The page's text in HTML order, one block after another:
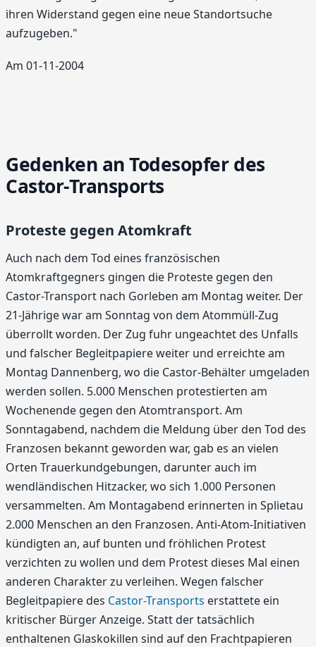
ihren Widerstand gegen eine neue Standortsuche
aufzugeben."
Am 01-11-2004
Gedenken an Todesopfer des
Castor-Transports
Proteste gegen Atomkraft
Auch nach dem Tod eines französischen
Atomkraftgegners gingen die Proteste gegen den
Castor-Transport nach Gorleben am Montag weiter. Der
21-Jährige war am Sonntag von dem Atommüll-Zug
überrollt worden. Der Zug fuhr ungeachtet des Unfalls
und falscher Begleitpapiere weiter und erreichte am
Montag Dannenberg, wo die Castor-Behälter umgeladen
werden sollen. 5.000 Menschen protestierten am
Wochenende gegen den Atomtransport. Am
Sonntagabend, nachdem die Meldung über den Tod des
Franzosen bekannt geworden war, gab es an vielen
Orten Trauerkundgebungen, darunter auch im
wendländischen Hitzacker, wo sich 1.000 Personen
versammelten. Am Montagabend erinnerten in Splietau
2.000 Menschen an den Franzosen. Anti-Atom-Initiativen
kündigten an, auf bunten und fröhlichen Protest
verzichten zu wollen und dem Protest dieses Mal einen
anderen Charakter zu verleihen. Wegen falscher
Begleitpapiere des Castor-Transports erstattete ein
kritischer Bürger Anzeige. Statt der tatsächlich
enthaltenen Glaskokillen sind auf den Frachtpapieren